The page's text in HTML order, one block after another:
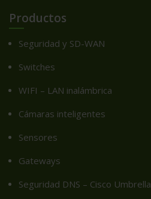
Productos
Seguridad y SD-WAN
Switches
WIFI – LAN inalámbrica
Cámaras inteligentes
Sensores
Gateways
Seguridad DNS – Cisco Umbrella